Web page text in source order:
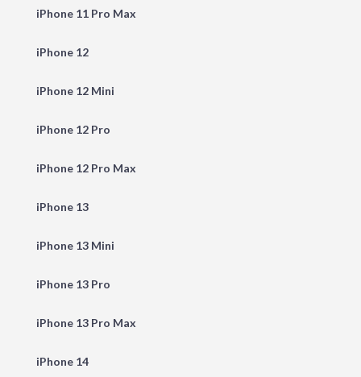
iPhone 11 Pro Max
iPhone 12
iPhone 12 Mini
iPhone 12 Pro
iPhone 12 Pro Max
iPhone 13
iPhone 13 Mini
iPhone 13 Pro
iPhone 13 Pro Max
iPhone 14